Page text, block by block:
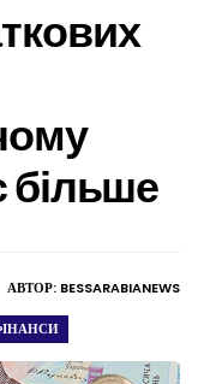
більше
АВТОР: BESSARABIANEWS